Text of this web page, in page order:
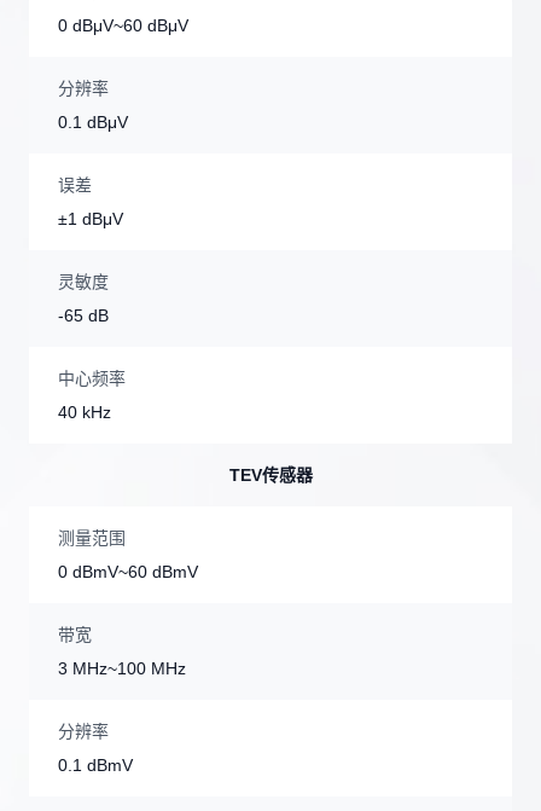
0 dBμV~60 dBμV
分辨率
0.1 dBμV
误差
±1 dBμV
灵敏度
-65 dB
中心频率
40 kHz
TEV传感器
测量范围
0 dBmV~60 dBmV
带宽
3 MHz~100 MHz
分辨率
0.1 dBmV